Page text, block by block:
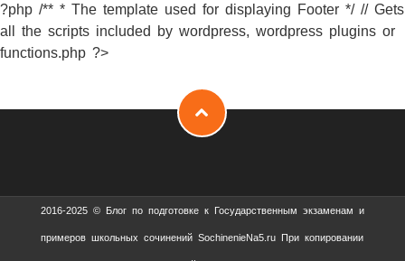
?php /** * The template used for displaying Footer */ // Gets
all the scripts included by wordpress, wordpress plugins or
functions.php ?>
2016-2025 © Блог по подготовке к Государственным экзаменам и
примеров школьных сочинений SochinenieNa5.ru При копировании